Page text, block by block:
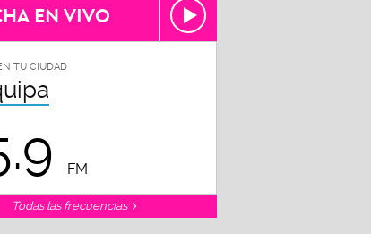
EN VIVO
TU CIUDAD
FM
Todas las frecuencias